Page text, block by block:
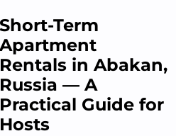
Short-Term
Apartment
Rentals in Abakan,
Russia — A
Practical Guide for
Hosts